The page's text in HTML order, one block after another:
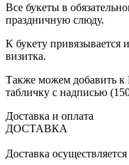
Все букеты в
праздничную слюду.
К букету привязывается
визитка.
Также можем добавить к
табличку с надписью
Доставка и оплата
ДОСТАВКА
Доставка